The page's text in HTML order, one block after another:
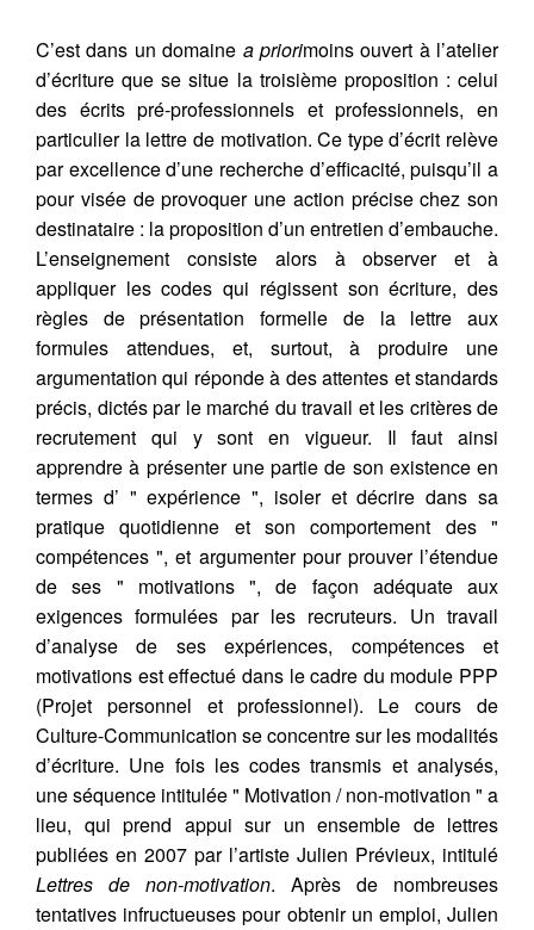
C’est dans un domaine a priorimoins ouvert à l’atelier
d’écriture que se situe la troisième proposition : celui
des écrits pré-professionnels et professionnels, en
particulier la lettre de motivation. Ce type d’écrit relève
par excellence d’une recherche d’efficacité, puisqu’il a
pour visée de provoquer une action précise chez son
destinataire : la proposition d’un entretien d’embauche.
L’enseignement consiste alors à observer et à
appliquer les codes qui régissent son écriture, des
règles de présentation formelle de la lettre aux
formules attendues, et, surtout, à produire une
argumentation qui réponde à des attentes et standards
précis, dictés par le marché du travail et les critères de
recrutement qui y sont en vigueur. Il faut ainsi
apprendre à présenter une partie de son existence en
termes d’ " expérience ", isoler et décrire dans sa
pratique quotidienne et son comportement des "
compétences ", et argumenter pour prouver l’étendue
de ses " motivations ", de façon adéquate aux
exigences formulées par les recruteurs. Un travail
d’analyse de ses expériences, compétences et
motivations est effectué dans le cadre du module PPP
(Projet personnel et professionnel). Le cours de
Culture-Communication se concentre sur les modalités
d’écriture. Une fois les codes transmis et analysés,
une séquence intitulée " Motivation / non-motivation " a
lieu, qui prend appui sur un ensemble de lettres
publiées en 2007 par l’artiste Julien Prévieux, intitulé
Lettres de non-motivation. Après de nombreuses
tentatives infructueuses pour obtenir un emploi, Julien